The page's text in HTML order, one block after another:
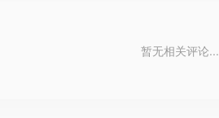
暂无相关评论...